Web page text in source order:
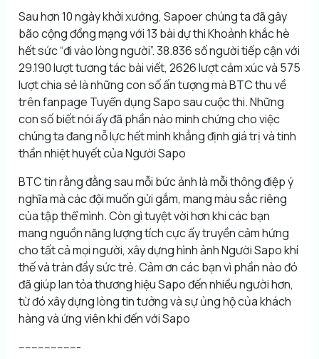
Sau hơn 10 ngày khởi xướng, Sapoer chúng ta đã gây
bão cộng đồng mạng với 13 bài dự thi Khoảnh khắc hè
hết sức “đi vào lòng người”. 38.836 số người tiếp cận với
29.190 lượt tương tác bài viết, 2626 lượt cảm xúc và 575
lượt chia sẻ là những con số ấn tượng mà BTC thu về
trên fanpage Tuyển dụng Sapo sau cuộc thi. Những
con số biết nói ấy đã phần nào minh chứng cho việc
chúng ta đang nỗ lực hết mình khẳng định giá trị và tinh
thần nhiệt huyết của Người Sapo
BTC tin rằng đằng sau mỗi bức ảnh là mỗi thông điệp ý
nghĩa mà các đội muốn gửi gắm, mang màu sắc riêng
của tập thể mình. Còn gì tuyệt vời hơn khi các bạn
mang nguồn năng lượng tích cực ấy truyền cảm hứng
cho tất cả mọi người, xây dựng hình ảnh Người Sapo khí
thế và tràn đầy sức trẻ. Cảm ơn các bạn vì phần nào đó
đã giúp lan tỏa thương hiệu Sapo đến nhiều người hơn,
từ đó xây dựng lòng tin tưởng và sự ủng hộ của khách
hàng và ứng viên khi đến với Sapo
-------------------